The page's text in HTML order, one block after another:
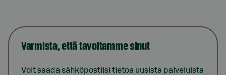
Varmista, että tavoitamme sinut
Voit saada sähköpostiisi tietoa uusista palveluista